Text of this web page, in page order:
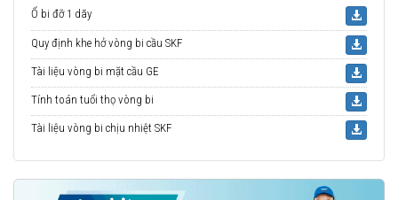
Ổ bi đỡ 1 dãy
Quy định khe hở vòng bi cầu SKF
Tài liệu vòng bi mặt cầu GE
Tính toán tuổi thọ vòng bi
Tài liệu vòng bi chịu nhiệt SKF